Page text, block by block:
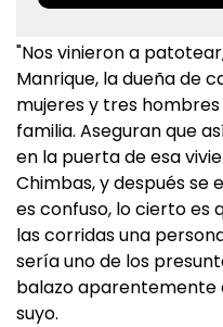
"Nos vinieron a
Manrique, la dueña de
mujeres y tres
familia. Aseguran que
en la puerta de esa
Chimbas, y después se
es confuso, lo cierto es
las corridas una
sería uno de los
balazo aparentemente
suyo.